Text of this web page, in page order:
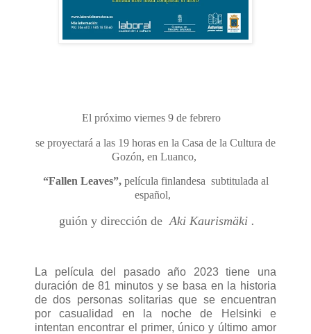
El próximo viernes 9 de febrero
se proyectará a las 19 horas en la Casa de la Cultura de
Gozón, en Luanco,
“Fallen Leaves”,película finlandesa subtitulada al
español,
guión y dirección deAki Kaurismäki .
La película del pasado año 2023 tiene una
duración de 81 minutos y se basa en la historia
de dos personas solitarias que se encuentran
por casualidad en la noche de Helsinki e
intentan encontrar el primer, único y último amor